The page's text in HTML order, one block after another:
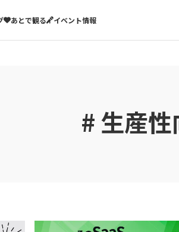
あとで観る イベント情報
# 生産